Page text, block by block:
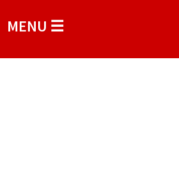
MENU ☰